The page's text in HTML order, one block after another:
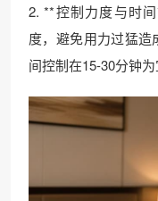
2. **控制力度与时
度，避免用力过猛
间控制在15-30分钟为